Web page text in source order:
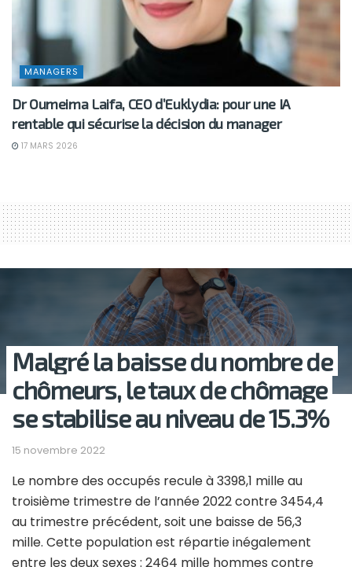
MANAGERS
Dr Oumeima Laifa, CEO d’Euklydia: pour une IA
rentable qui sécurise la décision du manager
17 MARS 2026
Malgré la baisse du nombre de
chômeurs, le taux de chômage
se stabilise au niveau de 15.3%
15 novembre 2022
Le nombre des occupés recule à 3398,1 mille au
troisième trimestre de l’année 2022 contre 3454,4
au trimestre précédent, soit une baisse de 56,3
mille. Cette population est répartie inégalement
entre les deux sexes : 2464 mille hommes contre